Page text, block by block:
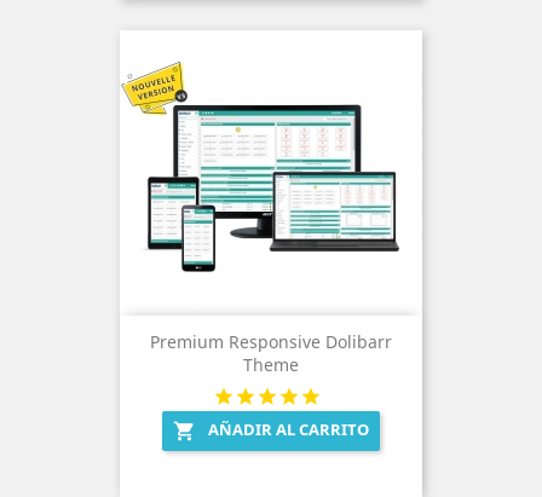
Premium Responsive Dolibarr
Theme
 AÑADIR AL CARRITO